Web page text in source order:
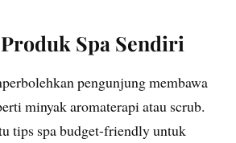
Spa Sendiri
pengunjung membawa
minyak aromaterapi atau scrub.
tips spa budget-friendly untuk